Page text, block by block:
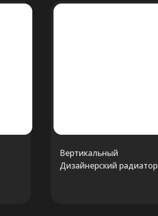
Вертикальный
Дизайнерский радиатор